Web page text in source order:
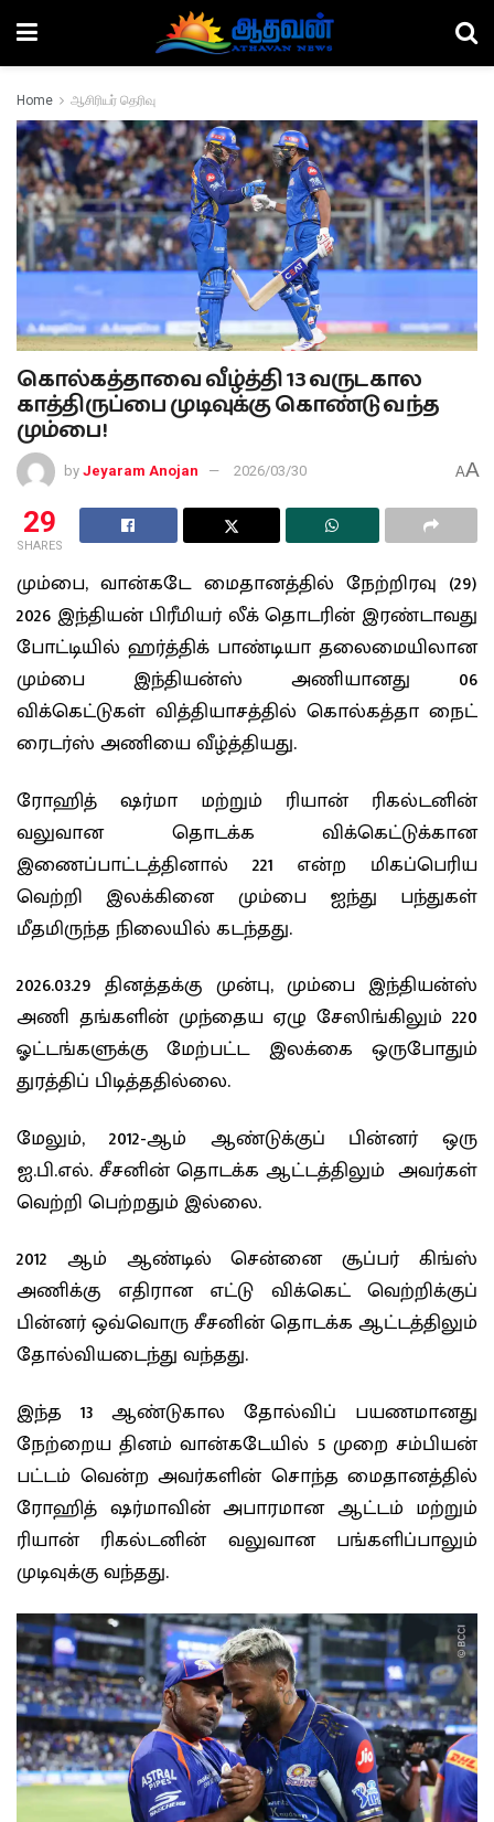
Home ஆசிரியர் தெரிவு
கொல்கத்தாவை வீழ்த்தி 13 வருடகால
காத்திருப்பை முடிவுக்கு கொண்டு வந்த
மும்பை!
by Jeyaram Anojan 2026/03/30 AA
29
SHARES
மும்பை, வான்கடே மைதானத்தில் நேற்றிரவு (29)
2026 இந்தியன் பிரீமியர் லீக் தொடரின் இரண்டாவது
போட்டியில் ஹர்த்திக் பாண்டியா தலைமையிலான
மும்பை இந்தியன்ஸ் அணியானது 06
விக்கெட்டுகள் வித்தியாசத்தில் கொல்கத்தா நைட்
ரைடர்ஸ் அணியை வீழ்த்தியது.
ரோஹித் ஷர்மா மற்றும் ரியான் ரிகல்டனின்
வலுவான தொடக்க விக்கெட்டுக்கான
இணைப்பாட்டத்தினால் 221 என்ற மிகப்பெரிய
வெற்றி இலக்கினை மும்பை ஐந்து பந்துகள்
மீதமிருந்த நிலையில் கடந்தது.
2026.03.29 தினத்தக்கு முன்பு, மும்பை இந்தியன்ஸ்
அணி தங்களின் முந்தைய ஏழு சேஸிங்கிலும் 220
ஓட்டங்களுக்கு மேற்பட்ட இலக்கை ஒருபோதும்
துரத்திப் பிடித்ததில்லை.
மேலும், 2012-ஆம் ஆண்டுக்குப் பின்னர் ஒரு
ஐ.பி.எல். சீசனின் தொடக்க ஆட்டத்திலும் அவர்கள்
வெற்றி பெற்றதும் இல்லை.
2012 ஆம் ஆண்டில் சென்னை சூப்பர் கிங்ஸ்
அணிக்கு எதிரான எட்டு விக்கெட் வெற்றிக்குப்
பின்னர் ஒவ்வொரு சீசனின் தொடக்க ஆட்டத்திலும்
தோல்வியடைந்து வந்தது.
இந்த 13 ஆண்டுகால தோல்விப் பயணமானது
நேற்றைய தினம் வான்கடேயில் 5 முறை சம்பியன்
பட்டம் வென்ற அவர்களின் சொந்த மைதானத்தில்
ரோஹித் ஷர்மாவின் அபாரமான ஆட்டம் மற்றும்
ரியான் ரிகல்டனின் வலுவான பங்களிப்பாலும்
முடிவுக்கு வந்தது.